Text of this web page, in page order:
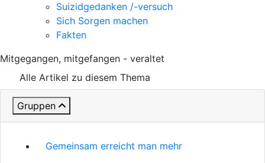
Suizidgedanken /-versuch
Sich Sorgen machen
Fakten
Mitgegangen, mitgefangen - veraltet
Alle Artikel zu diesem Thema
Gruppen
Gemeinsam erreicht man mehr